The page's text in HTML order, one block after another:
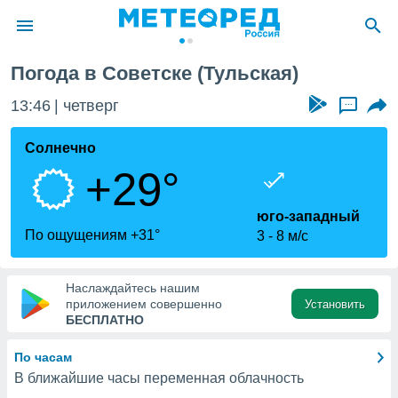
о
Вы можете
к этому
доступ
Погода в Советске (Тульская)
13:46 четверг ...
Солнечно
+29°
По ощущениям +31°
юго-западный
3
8 м/с
Наслаждайтесь нашим
приложением совершенно
БЕСПЛАТНО
Установить
По часам
В ближайшие часы переменная облачность